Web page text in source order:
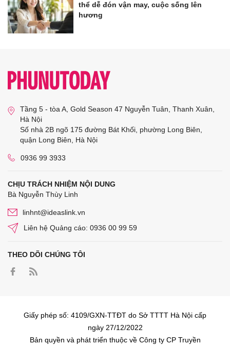
thể dễ đón vận may, cuộc sống lên
hương
Tầng 5 - tòa A, Gold Season 47 Nguyễn Tuân, Thanh Xuân,
Hà Nội
Số nhà 2B ngõ 175 đường Bát Khối, phường Long Biên,
quận Long Biên, Hà Nội
0936 99 3933
CHỊU TRÁCH NHIỆM NỘI DUNG
Bà Nguyễn Thùy Linh
linhnt@ideaslink.vn
Liên hệ Quảng cáo: 0936 00 99 59
THEO DÕI CHÚNG TÔI
Giấy phép số: 4109/GXN-TTĐT do Sở TTTT Hà Nội cấp
ngày 27/12/2022
Bản quyền và phát triển thuộc về Công ty CP Truyền